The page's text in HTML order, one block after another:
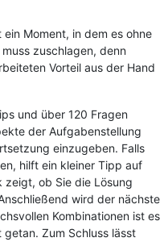
Moment, in dem es ohne
zuschlagen, denn
Vorteil aus der Hand
und über 120 Fragen
der Aufgabenstellung
einzugeben. Falls
hilft ein kleiner Tipp auf
zeigt, ob Sie die Lösung
wird der nächste
Kombinationen ist es
Zum Schluss lässt